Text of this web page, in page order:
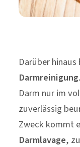
Darüber
Darmreinigung
Darm nur im
zuverlässig
Zweck kommt
Darmlavage,